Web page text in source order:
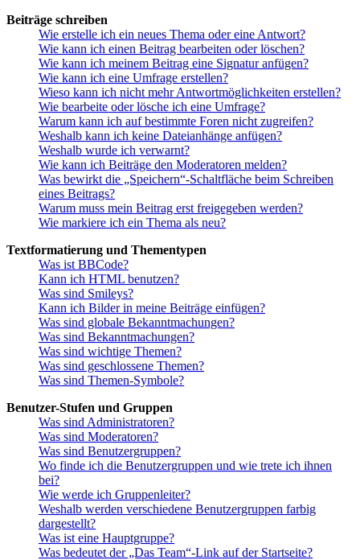
Beiträge schreiben
Wie erstelle ich ein neues Thema oder eine Antwort?
Wie kann ich einen Beitrag bearbeiten oder löschen?
Wie kann ich meinem Beitrag eine Signatur anfügen?
Wie kann ich eine Umfrage erstellen?
Wieso kann ich nicht mehr Antwortmöglichkeiten erstellen?
Wie bearbeite oder lösche ich eine Umfrage?
Warum kann ich auf bestimmte Foren nicht zugreifen?
Weshalb kann ich keine Dateianhänge anfügen?
Weshalb wurde ich verwarnt?
Wie kann ich Beiträge den Moderatoren melden?
Was bewirkt die „Speichern“-Schaltfläche beim Schreiben
eines Beitrags?
Warum muss mein Beitrag erst freigegeben werden?
Wie markiere ich ein Thema als neu?
Textformatierung und Thementypen
Was ist BBCode?
Kann ich HTML benutzen?
Was sind Smileys?
Kann ich Bilder in meine Beiträge einfügen?
Was sind globale Bekanntmachungen?
Was sind Bekanntmachungen?
Was sind wichtige Themen?
Was sind geschlossene Themen?
Was sind Themen-Symbole?
Benutzer-Stufen und Gruppen
Was sind Administratoren?
Was sind Moderatoren?
Was sind Benutzergruppen?
Wo finde ich die Benutzergruppen und wie trete ich ihnen
bei?
Wie werde ich Gruppenleiter?
Weshalb werden verschiedene Benutzergruppen farbig
dargestellt?
Was ist eine Hauptgruppe?
Was bedeutet der „Das Team“-Link auf der Startseite?